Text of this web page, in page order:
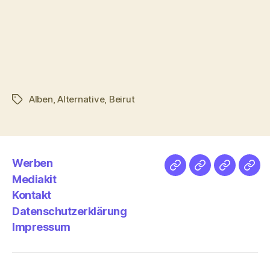
Schlagwörter
Alben ,Alternative, Beirut
Werben
Mediakit
Kontakt
Datenschutzerklärung
Impressum
NetzMedien